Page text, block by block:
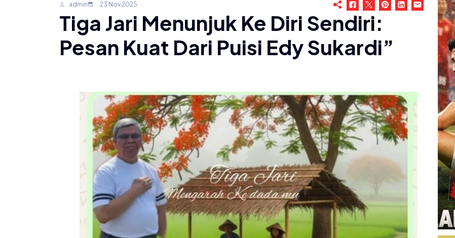
admin 23 Nov 2025
Tiga Jari Menunjuk Ke Diri Sendiri:
Pesan Kuat Dari Puisi Edy Sukardi”